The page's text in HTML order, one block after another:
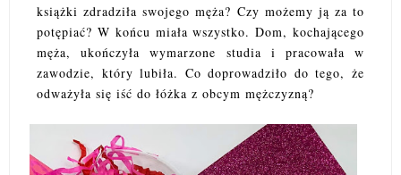
książki zdradziła swojego męża? Czy możemy ją za to
potępiać? W końcu miała wszystko. Dom, kochającego
męża, ukończyła wymarzone studia i pracowała w
zawodzie, który lubiła. Co doprowadziło do tego, że
odważyła się iść do łóżka z obcym mężczyzną?